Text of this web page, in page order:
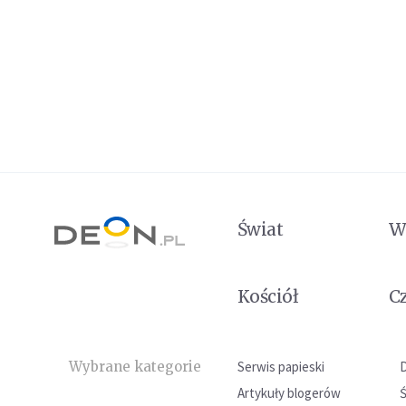
Świat
Kościół
Wybrane kategorie Serwis papieski
Artykuły blogerów